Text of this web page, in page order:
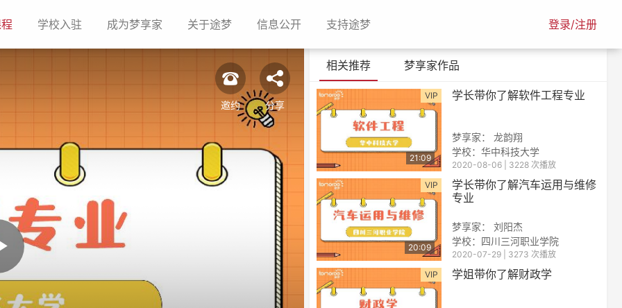
(current)学校入驻(current)成为梦享家(current)关于途梦(current)信息公开(current)支持途梦(current) 登录/注册
邀约 分享
相关推荐 梦享家作品
VIP
21:09
学长带你了解软件工程专业
梦享家： 龙韵翔
学校：华中科技大学
2020-08-06 | 3228 次播放
VIP
20:09
学长带你了解汽车运用与维修
专业
梦享家： 刘阳杰
学校：四川三河职业学院
2020-07-29 | 3273 次播放
VIP
学姐带你了解财政学